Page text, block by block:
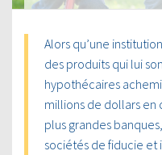
Alors qu’une
des produits qui lui
hypothécaires
millions de dollars en
plus grandes
sociétés de fiducie et